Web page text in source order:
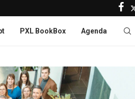
PXL BookBox Agenda